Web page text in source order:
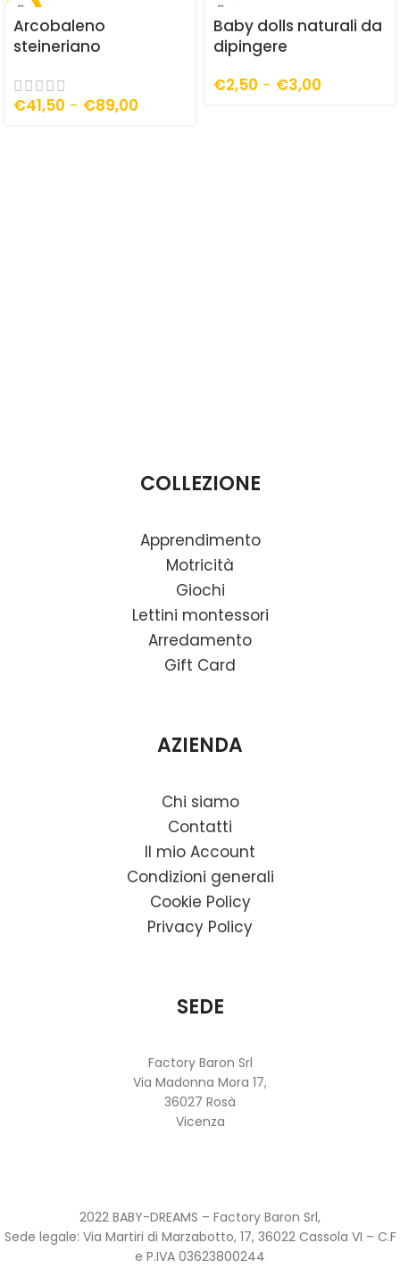
-30%
Arcobaleno
steineriano
€41,50 - €89,00
Baby dolls naturali da
dipingere
€2,50 - €3,00
COLLEZIONE
Apprendimento
Motricità
Giochi
Lettini montessori
Arredamento
Gift Card
AZIENDA
Chi siamo
Contatti
Il mio Account
Condizioni generali
Cookie Policy
Privacy Policy
SEDE
Factory Baron Srl
Via Madonna Mora 17,
36027 Rosà
Vicenza
2022 BABY-DREAMS – Factory Baron Srl,
Sede legale: Via Martiri di Marzabotto, 17, 36022 Cassola VI – C.F
e P.IVA 03623800244